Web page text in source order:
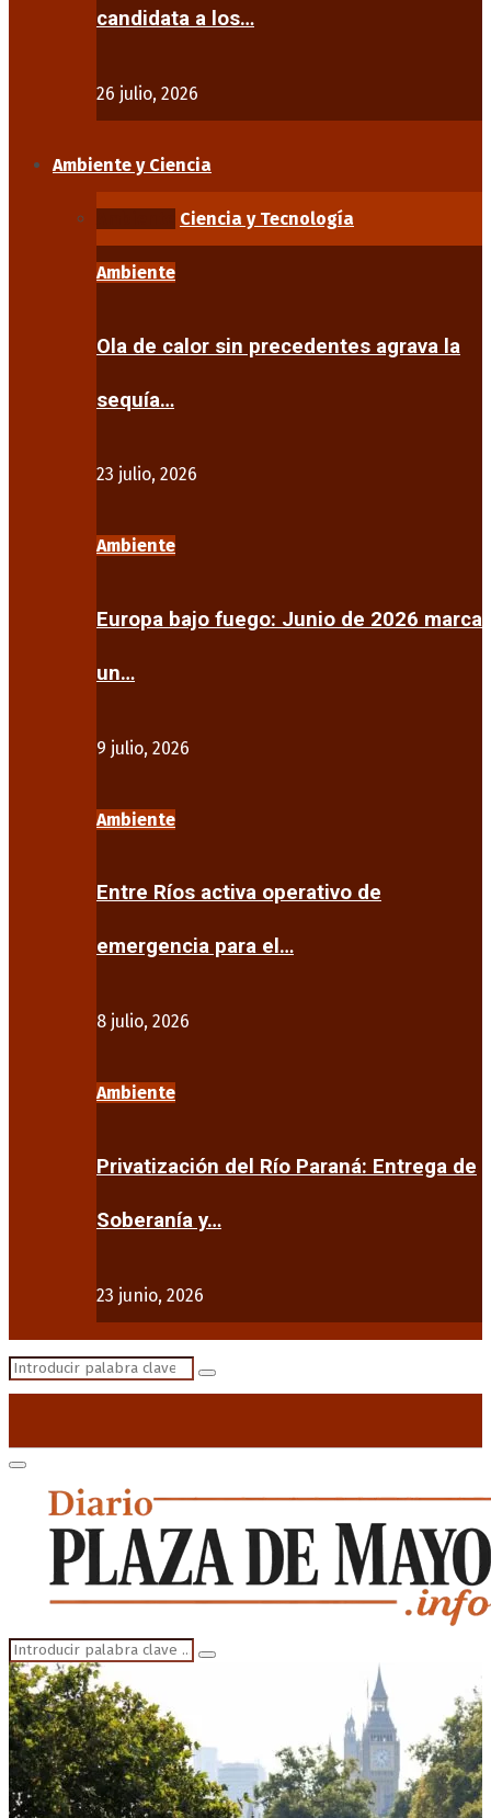
candidata a los…
26 julio, 2026
Ambiente y Ciencia
Ciencia y Tecnología
Ambiente
Ola de calor sin precedentes agrava la
sequía…
23 julio, 2026
Ambiente
Europa bajo fuego: Junio de 2026 marca
un…
9 julio, 2026
Ambiente
Entre Ríos activa operativo de
emergencia para el…
8 julio, 2026
Ambiente
Privatización del Río Paraná: Entrega de
Soberanía y…
23 junio, 2026
Search
Search
Primary
Menu
Search
for:
Search